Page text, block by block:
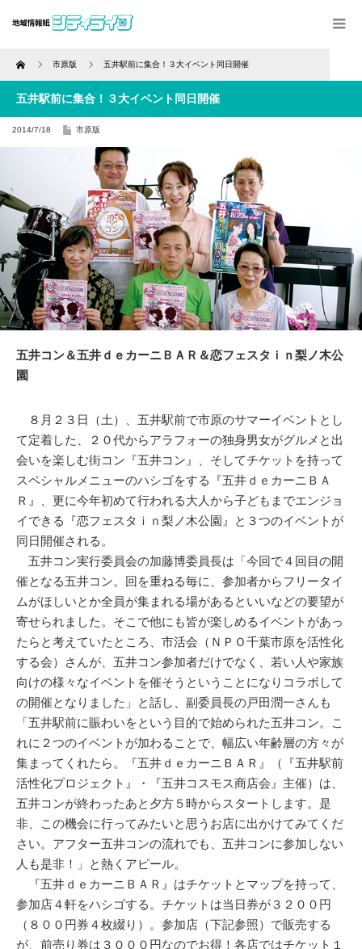
Home 市原版 五井駅前に集合！３大イベント同日開催
五井駅前に集合！３大イベント同日開催
2014/7/18 市原版
五井コン＆五井ｄｅカーニＢＡＲ＆恋フェスタｉｎ梨ノ木公
園
８月２３日（土）、五井駅前で市原のサマーイベントとし
て定着した、２０代からアラフォーの独身男女がグルメと出
会いを楽しむ街コン『五井コン』、そしてチケットを持って
スペシャルメニューのハシゴをする『五井ｄｅカーニＢＡ
Ｒ』、更に今年初めて行われる大人から子どもまでエンジョ
イできる『恋フェスタｉｎ梨ノ木公園』と３つのイベントが
同日開催される。
五井コン実行委員会の加藤博委員長は「今回で４回目の開
催となる五井コン。回を重ねる毎に、参加者からフリータイ
ムがほしいとか全員が集まれる場があるといいなどの要望が
寄せられました。そこで他にも皆が楽しめるイベントがあっ
たらと考えていたところ、市活会（ＮＰＯ千葉市原を活性化
する会）さんが、五井コン参加者だけでなく、若い人や家族
向けの様々なイベントを催そうということになりコラボして
の開催となりました」と話し、副委員長の戸田潤一さんも
「五井駅前に賑わいをという目的で始められた五井コン。こ
れに２つのイベントが加わることで、幅広い年齢層の方々が
集まってくれたら。『五井ｄｅカーニＢＡＲ』（『五井駅前
活性化プロジェクト』・『五井コスモス商店会』主催）は、
五井コンが終わったあと夕方５時からスタートします。是
非、この機会に行ってみたいと思うお店に出かけてみてくだ
さい。アフター五井コンの流れでも、五井コンに参加しない
人も是非！」と熱くアピール。
『五井ｄｅカーニＢＡＲ』はチケットとマップを持って、
参加店４軒をハシゴする。チケットは当日券が３２００円
（８００円券４枚綴り）。参加店（下記参照）で販売する
が、前売り券は３０００円なのでお得！各店ではチケット１